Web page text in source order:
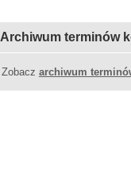
Archiwum terminów
Zobacz archiwum